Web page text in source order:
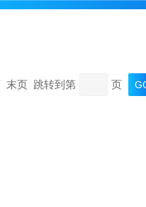
末页 跳转到第 页